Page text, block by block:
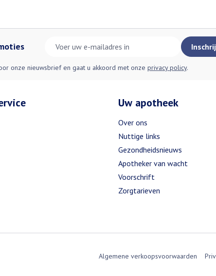
onze nieuwsbrief en gaat u akkoord met onze privacy policy.
Uw apotheek
Over ons
Nuttige links
Gezondheidsnieuws
Apotheker van wacht
Voorschrift
Zorgtarieven
Algemene verkoopsvoorwaarden